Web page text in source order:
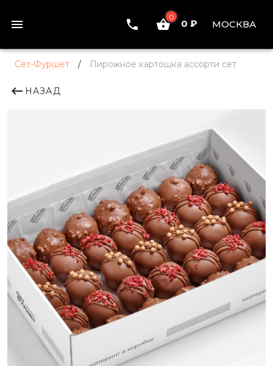
0
0 ₽ МОСКВА
Сет-Фуршет / Пирожное картошка ассорти сет
НАЗАД